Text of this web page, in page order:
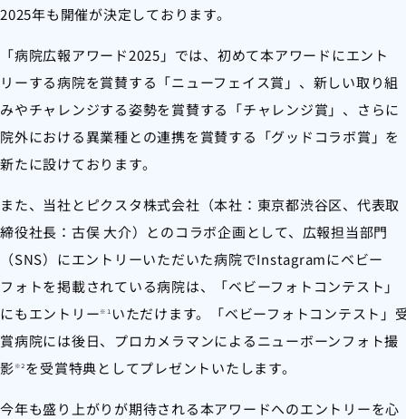
2025年も開催が決定しております。
「病院広報アワード2025」では、初めて本アワードにエント
リーする病院を賞賛する「ニューフェイス賞」、新しい取り組
みやチャレンジする姿勢を賞賛する「チャレンジ賞」、さらに
院外における異業種との連携を賞賛する「グッドコラボ賞」を
新たに設けております。
また、当社とピクスタ株式会社（本社：東京都渋谷区、代表取
締役社長：古俣 大介）とのコラボ企画として、広報担当部門
（SNS）にエントリーいただいた病院でInstagramにベビー
フォトを掲載されている病院は、「ベビーフォトコンテスト」
にもエントリー ※１ いただけます。「ベビーフォトコンテスト」
賞病院には後日、プロカメラマンによるニューボーンフォト撮
影 ※２ を受賞特典としてプレゼントいたします。
今年も盛り上がりが期待される本アワードへのエントリーを心